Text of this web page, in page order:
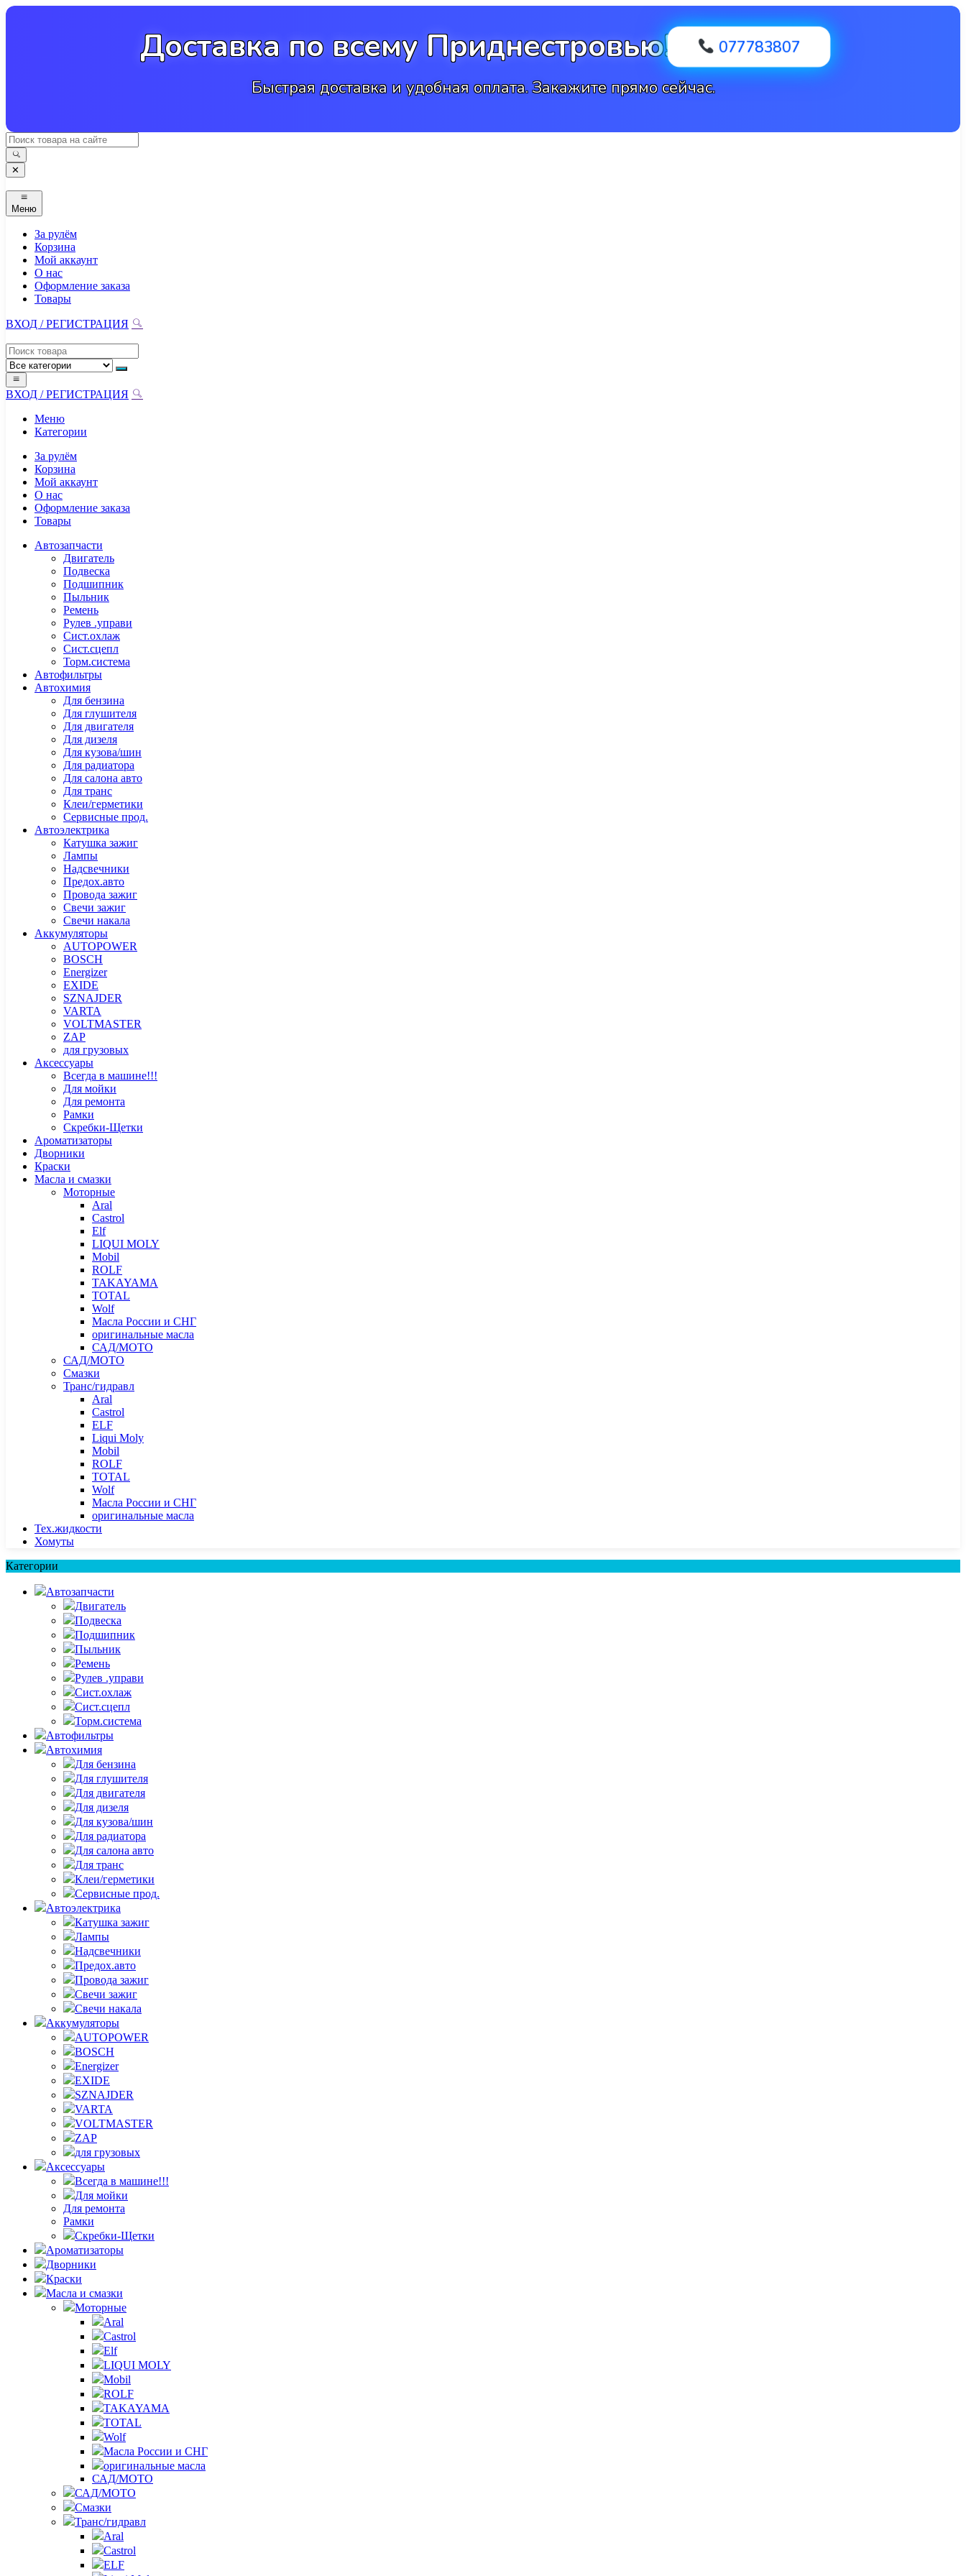
Перейти
Доставка по всему Приднестровью! 077783807
Быстрая доставка и удобная оплата. Закажите прямо сейчас.
✕
Меню
За рулём
Корзина
Мой аккаунт
О нас
Оформление заказа
Товары
ВХОД / РЕГИСТРАЦИЯ
ВХОД / РЕГИСТРАЦИЯ
Меню
Категории
За рулём
Корзина
Мой аккаунт
О нас
Оформление заказа
Товары
Автозапчасти
Двигатель
Подвеска
Подшипник
Пыльник
Ремень
Рулев .управи
Сист.охлаж
Сист.сцепл
Торм.система
Автофильтры
Автохимия
Для бензина
Для глушителя
Для двигателя
Для дизеля
Для кузова/шин
Для радиатора
Для салона авто
Для транс
Клеи/герметики
Сервисные прод.
Автоэлектрика
Катушка зажиг
Лампы
Надсвечники
Предох.авто
Провода зажиг
Свечи зажиг
Свечи накала
Аккумуляторы
AUTOPOWER
BOSCH
Energizer
EXIDE
SZNAJDER
VARTA
VOLTMASTER
ZAP
для грузовых
Аксессуары
Всегда в машине!!!
Для мойки
Для ремонта
Рамки
Скребки-Щетки
Ароматизаторы
Дворники
Краски
Масла и смазки
Моторные
Aral
Castrol
Elf
LIQUI MOLY
Mobil
ROLF
TAKAYAMA
TOTAL
Wolf
Масла России и СНГ
оригинальные масла
САД/МОТО
САД/МОТО
Смазки
Транс/гидравл
Aral
Castrol
ELF
Liqui Moly
Mobil
ROLF
TOTAL
Wolf
Масла России и СНГ
оригинальные масла
Тех.жидкости
Хомуты
Категории
Автозапчасти
Двигатель
Подвеска
Подшипник
Пыльник
Ремень
Рулев .управи
Сист.охлаж
Сист.сцепл
Торм.система
Автофильтры
Автохимия
Для бензина
Для глушителя
Для двигателя
Для дизеля
Для кузова/шин
Для радиатора
Для салона авто
Для транс
Клеи/герметики
Сервисные прод.
Автоэлектрика
Катушка зажиг
Лампы
Надсвечники
Предох.авто
Провода зажиг
Свечи зажиг
Свечи накала
Аккумуляторы
AUTOPOWER
BOSCH
Energizer
EXIDE
SZNAJDER
VARTA
VOLTMASTER
ZAP
для грузовых
Аксессуары
Всегда в машине!!!
Для мойки
Для ремонта
Рамки
Скребки-Щетки
Ароматизаторы
Дворники
Краски
Масла и смазки
Моторные
Aral
Castrol
Elf
LIQUI MOLY
Mobil
ROLF
TAKAYAMA
TOTAL
Wolf
Масла России и СНГ
оригинальные масла
САД/МОТО
САД/МОТО
Смазки
Транс/гидравл
Aral
Castrol
ELF